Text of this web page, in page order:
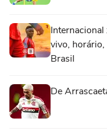
vivo, horário,
Brasil
De